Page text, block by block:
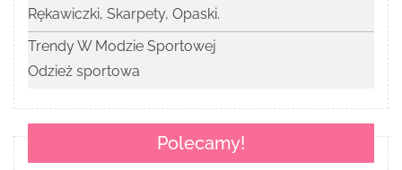
Rękawiczki, Skarpety, Opaski.
Trendy W Modzie Sportowej
Odzież sportowa
Polecamy!